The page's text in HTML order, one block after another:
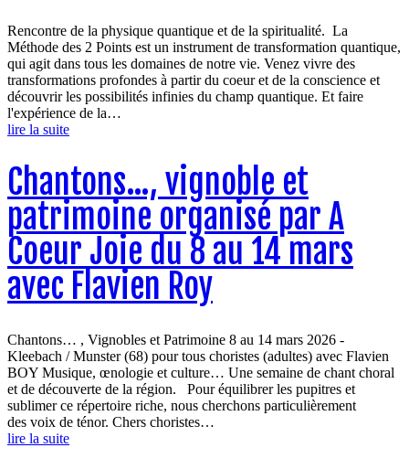
Rencontre de la physique quantique et de la spiritualité. La
Méthode des 2 Points est un instrument de transformation quantique,
qui agit dans tous les domaines de notre vie. Venez vivre des
transformations profondes à partir du coeur et de la conscience et
découvrir les possibilités infinies du champ quantique. Et faire
l'expérience de la…
lire la suite
Chantons…, vignoble et
patrimoine organisé par A
Coeur Joie du 8 au 14 mars
avec Flavien Roy
Chantons… , Vignobles et Patrimoine 8 au 14 mars 2026 -
Kleebach / Munster (68) pour tous choristes (adultes) avec Flavien
BOY Musique, œnologie et culture… Une semaine de chant choral
et de découverte de la région. Pour équilibrer les pupitres et
sublimer ce répertoire riche, nous cherchons particulièrement
des voix de ténor. Chers choristes…
lire la suite